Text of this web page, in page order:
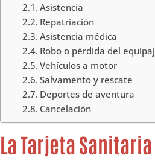
Asistencia
Repatriación
Asistencia médica
Robo o pérdida del
Vehículos a motor
Salvamento y rescate
Deportes de aventura
Cancelación
La Tarjeta